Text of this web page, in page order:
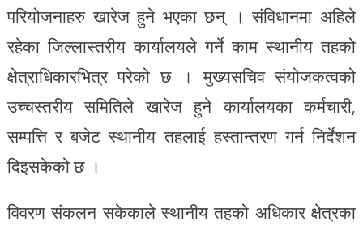
परियोजनाहरु खारेज हुने भएका छन् । संविधानमा अहिले
रहेका जिल्लास्तरीय कार्यालयले गर्ने काम स्थानीय तहको
क्षेत्राधिकारभित्र परेको छ । मुख्यसचिव संयोजकत्वको
उच्चस्तरीय समितिले खारेज हुने कार्यालयका कर्मचारी,
सम्पत्ति र बजेट स्थानीय तहलाई हस्तान्तरण गर्न निर्देशन
दिइसकेको छ ।
विवरण संकलन सकेकाले स्थानीय तहको अधिकार क्षेत्रका